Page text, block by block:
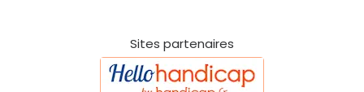
Sites partenaires